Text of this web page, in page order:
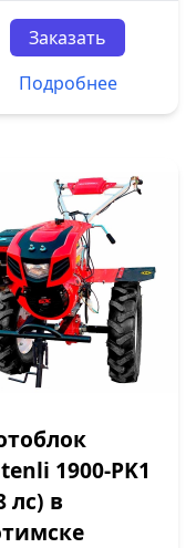
Заказать
Подробнее
1900-PK1
лс) в